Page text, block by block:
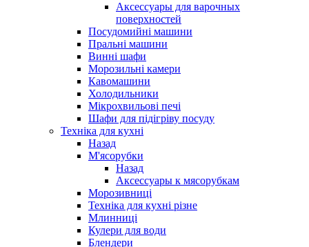
Аксессуары для варочных
поверхностей
Посудомийні машини
Пральні машини
Винні шафи
Морозильні камери
Кавомашини
Холодильники
Мікрохвильові печі
Шафи для підігріву посуду
Техніка для кухні
Назад
М'ясорубки
Назад
Аксессуары к мясорубкам
Морозивниці
Техніка для кухні різне
Млинниці
Кулери для води
Блендери